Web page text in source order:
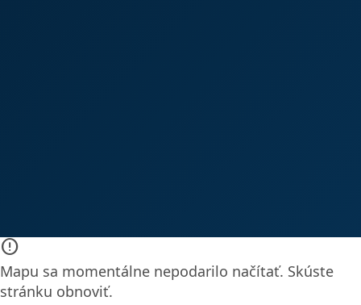
error_outline
Mapu sa momentálne nepodarilo načítať. Skúste
stránku obnoviť.